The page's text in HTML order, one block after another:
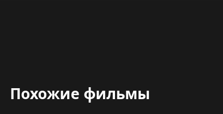
Похожие фильмы